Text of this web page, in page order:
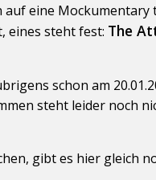
eine Mockumentary
eines steht fest: The
schon am
steht leider noch
gibt es hier gleich